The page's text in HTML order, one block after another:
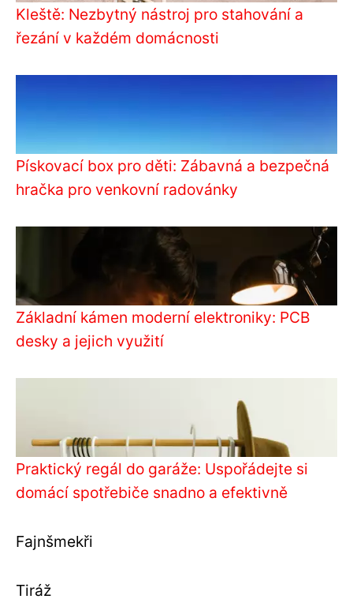
Kleště: Nezbytný nástroj pro stahování a
řezání v každém domácnosti
Pískovací box pro děti: Zábavná a bezpečná
hračka pro venkovní radovánky
Základní kámen moderní elektroniky: PCB
desky a jejich využití
Praktický regál do garáže: Uspořádejte si
domácí spotřebiče snadno a efektivně
Fajnšmekři
Tiráž